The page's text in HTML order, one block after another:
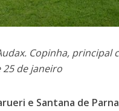
Copinha, principal
25 de janeiro
e Santana de